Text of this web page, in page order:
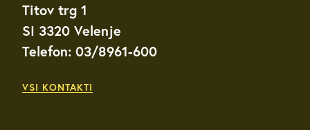
Titov trg 1
SI 3320 Velenje
Telefon: 03/8961-600
VSI KONTAKTI